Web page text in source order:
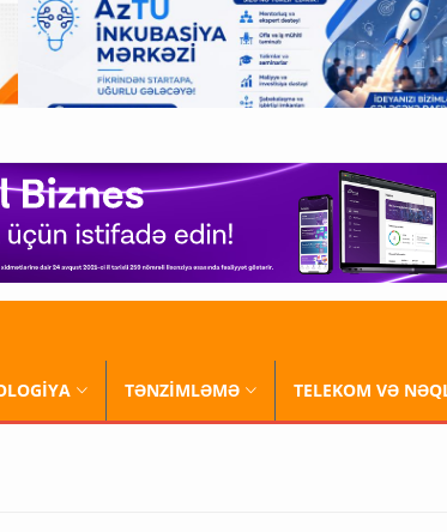
TƏNZİMLƏMƏ TELEKOM VƏ